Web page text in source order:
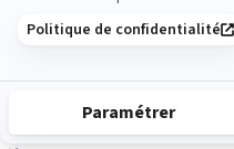
Aventure
Bien-être